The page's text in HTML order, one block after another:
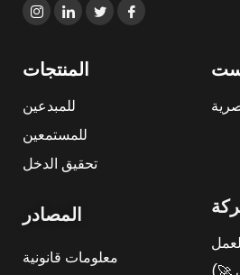
المنتجات
للمبدعين
للمستمعين
تحقيق الدخل
المصادر
معلومات قانونية